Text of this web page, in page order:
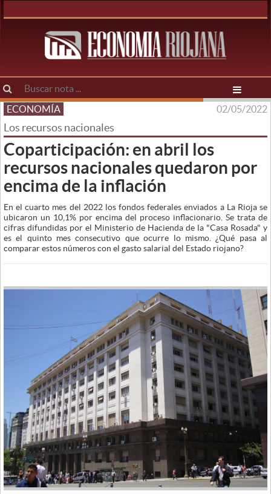
ECONOMÍA 02/05/2022
Los recursos nacionales
Coparticipación: en abril los
recursos nacionales quedaron por
encima de la inflación
En el cuarto mes del 2022 los fondos federales enviados a La Rioja se
ubicaron un 10,1% por encima del proceso inflacionario. Se trata de
cifras difundidas por el Ministerio de Hacienda de la "Casa Rosada" y
es el quinto mes consecutivo que ocurre lo mismo. ¿Qué pasa al
comparar estos números con el gasto salarial del Estado riojano?